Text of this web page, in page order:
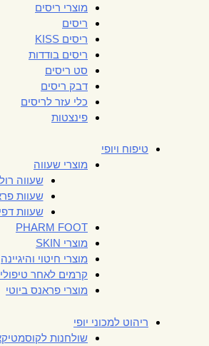
מוצרי ריסים
ריסים
ריסים KISS
ריסים בודדות
סט ריסים
דבק ריסים
כלי עזר לריסים
פינצטות
טיפוח ויופי
מוצרי שעווה
שעווה
שעוות
שעוות
PHARM FOOT
מוצרי SKIN
מוצרי חיטוי והיגיינה
קרמים לאחר טיפולי
מוצרי פראנס ביוטי
ריהוט למכוני יופי
שולחנות